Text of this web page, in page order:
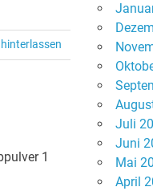
1
Juli
Juni
Mai
April